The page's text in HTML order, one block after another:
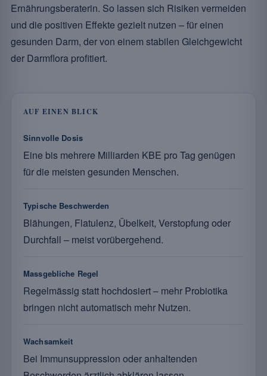
Ernährungsberaterin. So lassen sich Risiken vermeiden
und die positiven Effekte gezielt nutzen – für einen
gesunden Darm, der von einem stabilen Gleichgewicht
der Darmflora profitiert.
AUF EINEN BLICK
Sinnvolle Dosis
Eine bis mehrere Milliarden KBE pro Tag genügen
für die meisten gesunden Menschen.
Typische Beschwerden
Blähungen, Flatulenz, Übelkeit, Verstopfung oder
Durchfall – meist vorübergehend.
Massgebliche Regel
Regelmässig statt hochdosiert – mehr Probiotika
bringen nicht automatisch mehr Nutzen.
Wachsamkeit
Bei Immunsuppression oder anhaltenden